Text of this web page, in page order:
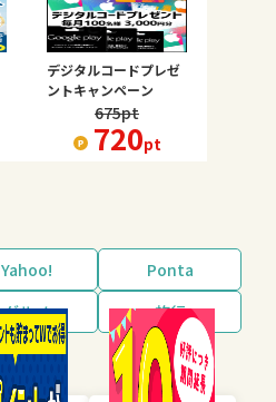
デジタルコードプレゼ
ントキャンペーン
675pt
720pt
Yahoo!
Ponta
グルメ 旅行